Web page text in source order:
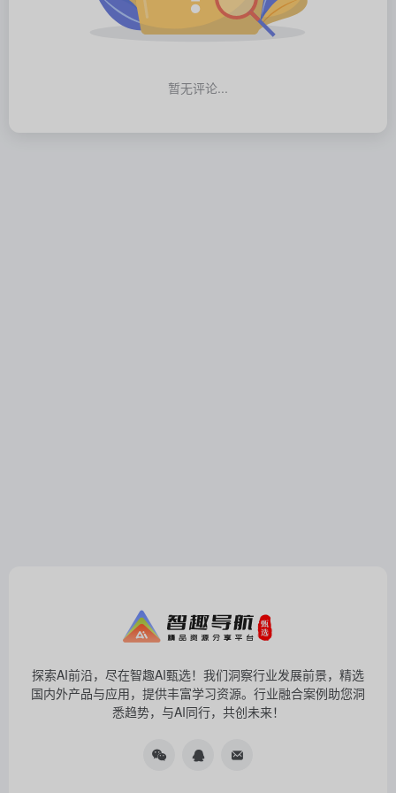
暂无评论...
探索AI前沿，尽在智趣AI甄选！我们洞察行业发展前景，精选
国内外产品与应用，提供丰富学习资源。行业融合案例助您洞
悉趋势，与AI同行，共创未来！